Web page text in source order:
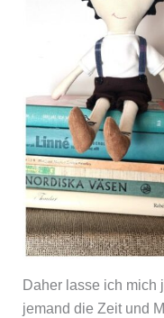
Daher lasse ich mich
jemand die Zeit und